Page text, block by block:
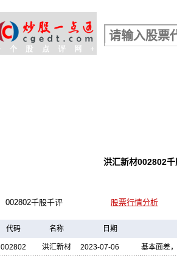
洪汇新材002802
002802千股千评 股票行情分析
代码 名称 日期
002802 洪汇新材 2023-07-06 基本面差